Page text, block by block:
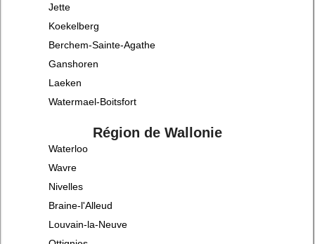
Jette
Koekelberg
Berchem-Sainte-Agathe
Ganshoren
Laeken
Watermael-Boitsfort
Région de Wallonie
Waterloo
Wavre
Nivelles
Braine-l'Alleud
Louvain-la-Neuve